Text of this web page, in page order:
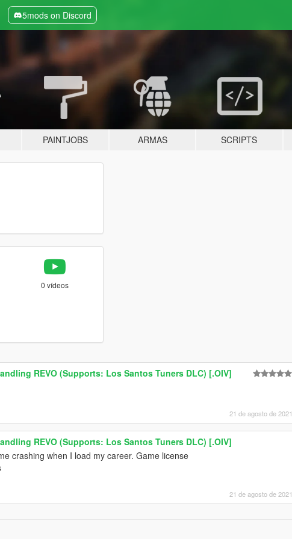
5mods on Discord
PAINTJOBS ARMAS SCRIPTS
0 vídeos
REVO (Supports: Los Santos Tuners DLC) [.OIV]
21 de agosto de 2021
REVO (Supports: Los Santos Tuners DLC) [.OIV]
crashing when I load my career. Game license
21 de agosto de 2021